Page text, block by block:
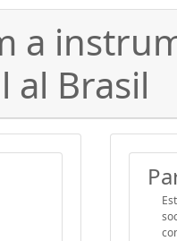
a
al Brasil